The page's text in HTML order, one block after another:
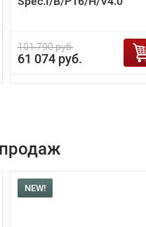
101 790 руб.
61 074 руб.
NEW!